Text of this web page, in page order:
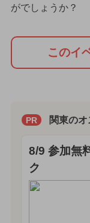
がでしょうか？
このイ
PR 関東の
8/9 参加無
ク